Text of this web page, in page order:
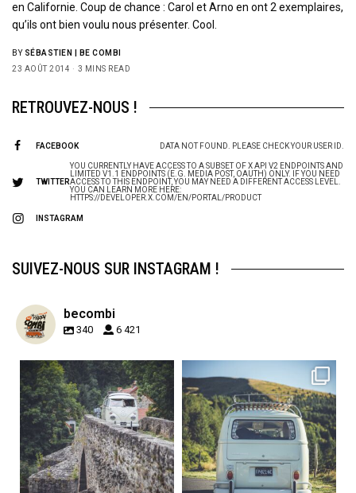
en Californie. Coup de chance : Carol et Arno en ont 2 exemplaires,
qu’ils ont bien voulu nous présenter. Cool.
BY SÉBASTIEN | BE COMBI
23 AOÛT 2014
3 MINS READ
RETROUVEZ-NOUS !
FACEBOOK DATA NOT FOUND. PLEASE CHECK YOUR USER ID.
TWITTER
YOU CURRENTLY HAVE ACCESS TO A SUBSET OF X API V2 ENDPOINTS AND
LIMITED V1.1 ENDPOINTS (E.G. MEDIA POST, OAUTH) ONLY. IF YOU NEED
ACCESS TO THIS ENDPOINT, YOU MAY NEED A DIFFERENT ACCESS LEVEL.
YOU CAN LEARN MORE HERE:
HTTPS://DEVELOPER.X.COM/EN/PORTAL/PRODUCT
INSTAGRAM
SUIVEZ-NOUS SUR INSTAGRAM !
becombi
340 6 421
becombi
Sep 15
Sep 12